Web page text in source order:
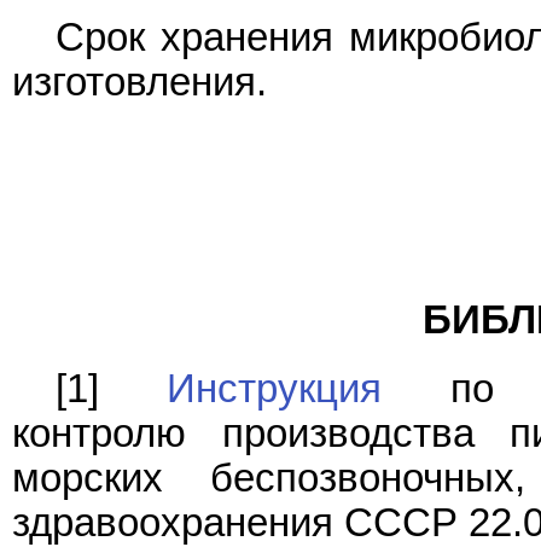
Срок хранения
изготовления.
[1] Инструкция по
контролю
морских
здравоохранения СССР